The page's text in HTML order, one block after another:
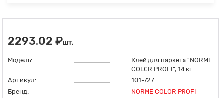
2293.02 ₽шт.
Модель:
Клей для паркета "NORME
COLOR PROFI", 14 кг.
Артикул:
101-727
Бренд:
NORME COLOR PROFI